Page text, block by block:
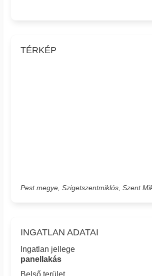
TÉRKÉP
Pest megye, Szigetszentmiklós, Szent
INGATLAN ADATAI
Ingatlan jellege
panellakás